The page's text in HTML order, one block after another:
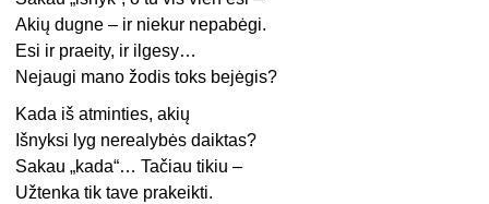
Akių dugne – ir niekur nepabėgi.
Esi ir praeity, ir ilgesy…
Nejaugi mano žodis toks bejėgis?
Kada iš atminties, akių
Išnyksi lyg nerealybės daiktas?
Sakau „kada“… Tačiau tikiu –
Užtenka tik tave prakeikti.